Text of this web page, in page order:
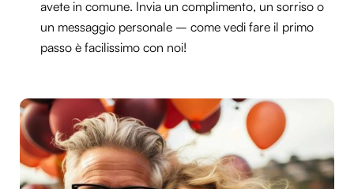
avete in comune. Invia un complimento, un sorriso o
un messaggio personale – come vedi fare il primo
passo è facilissimo con noi!